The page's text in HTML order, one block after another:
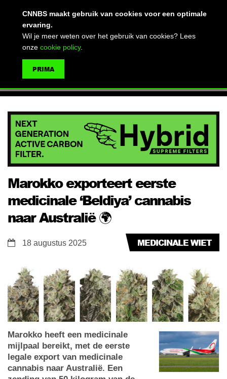
Marokko exporteert eerste
medicinale ‘Beldiya’ cannabis
naar Australië 🌍
MEDICINALE WIET
18 augustus 2025
Marokko heeft een medicinale
mijlpaal bereikt, met de eerste
legale export van medicinale
cannabis naar Australië. Een
CNNBS maakt gebruik van cookies voor een optimale
ervaring.
Wil je meer weten over het gebruik van cookies? Lees
onze cookie policy.
PRIMA